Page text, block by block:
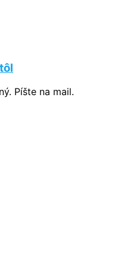
Píšte na mail.